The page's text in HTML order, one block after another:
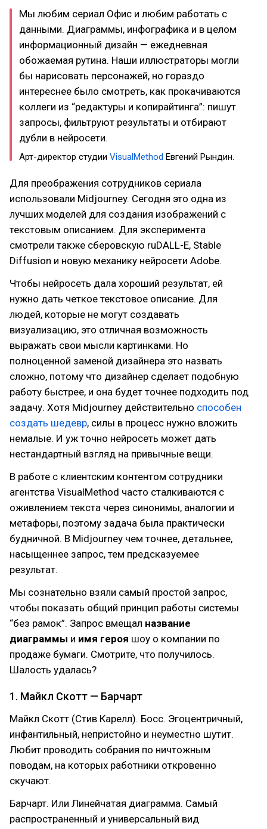
Мы любим сериал Офис и любим работать с
данными. Диаграммы, инфографика и в целом
информационный дизайн — ежедневная
обожаемая рутина. Наши иллюстраторы могли
бы нарисовать персонажей, но гораздо
интереснее было смотреть, как прокачиваются
коллеги из “редактуры и копирайтинга”: пишут
запросы, фильтруют результаты и отбирают
дубли в нейросети.
Арт-директор студии VisualMethod Евгений Рындин.
Для преображения сотрудников сериала
использовали Midjourney. Сегодня это одна из
лучших моделей для создания изображений с
текстовым описанием. Для эксперимента
смотрели также сберовскую ruDALL-E, Stable
Diffusion и новую механику нейросети Adobe.
Чтобы нейросеть дала хороший результат, ей
нужно дать четкое текстовое описание. Для
людей, которые не могут создавать
визуализацию, это отличная возможность
выражать свои мысли картинками. Но
полноценной заменой дизайнера это назвать
сложно, потому что дизайнер сделает подобную
работу быстрее, и она будет точнее подходить под
задачу. Хотя Midjourney действительно способен
создать шедевр, силы в процесс нужно вложить
немалые. И уж точно нейросеть может дать
нестандартный взгляд на привычные вещи.
В работе с клиентским контентом сотрудники
агентства VisualMethod часто сталкиваются с
оживлением текста через синонимы, аналогии и
метафоры, поэтому задача была практически
будничной. В Midjourney чем точнее, детальнее,
насыщеннее запрос, тем предсказуемее
результат.
Мы сознательно взяли самый простой запрос,
чтобы показать общий принцип работы системы
“без рамок”. Запрос вмещал название
диаграммы и имя героя шоу о компании по
продаже бумаги. Смотрите, что получилось.
Шалость удалась?
1. Майкл Скотт — Барчарт
Майкл Скотт (Стив Карелл). Босс. Эгоцентричный,
инфантильный, непристойно и неуместно шутит.
Любит проводить собрания по ничтожным
поводам, на которых работники откровенно
скучают.
Барчарт. Или Линейчатая диаграмма. Самый
распространенный и универсальный вид